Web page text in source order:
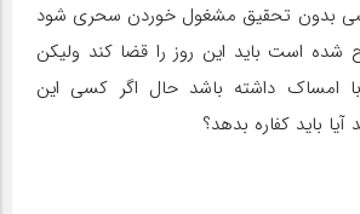
کسی بدون تحقیق مشغول خوردن سحری شود
شده است باید این روز را قضا کند ولیکن
امساک داشته باشد حال اگر کسی این
باید کفاره بدهد؟